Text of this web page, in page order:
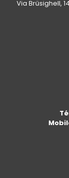
Via Brüsighell,